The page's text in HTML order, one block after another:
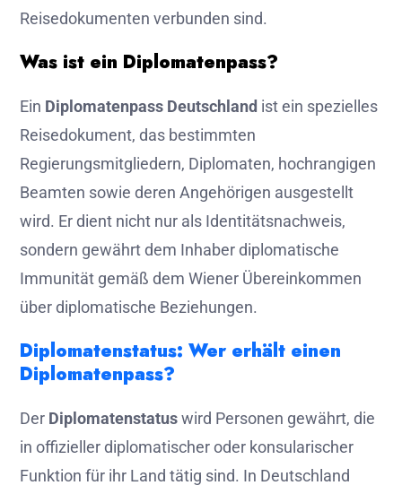
Reisedokumenten verbunden sind.
Was ist ein Diplomatenpass?
Ein Diplomatenpass Deutschland ist ein spezielles
Reisedokument, das bestimmten
Regierungsmitgliedern, Diplomaten, hochrangigen
Beamten sowie deren Angehörigen ausgestellt
wird. Er dient nicht nur als Identitätsnachweis,
sondern gewährt dem Inhaber diplomatische
Immunität gemäß dem Wiener Übereinkommen
über diplomatische Beziehungen.
Diplomatenstatus: Wer erhält einen
Diplomatenpass?
Der Diplomatenstatuswird Personen gewährt, die
in offizieller diplomatischer oder konsularischer
Funktion für ihr Land tätig sind. In Deutschland